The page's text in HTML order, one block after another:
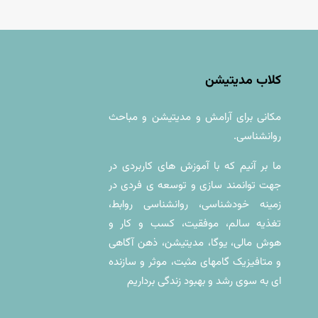
کلاب مدیتیشن
مکانی براى آرامش و مديتيشن و مباحث
روانشناسی.
ما بر آنیم که با آموزش های کاربردی در
جهت توانمند سازی و توسعه ی فردی در
زمینه خودشناسی، روانشناسی روابط،
تغذیه سالم، موفقیت، کسب و کار و
هوش مالی، یوگا، مدیتیشن، ذهن آگاهی
و متافیزیک گامهای مثبت، موثر و سازنده
ای به سوی رشد و بهبود زندگی برداریم